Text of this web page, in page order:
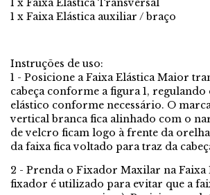
1 x Faixa Elástica Transversal
1 x Faixa Elástica auxiliar / braço
Instruções de uso:
1 - Posicione a Faixa Elástica Maior
cabeça conforme a figura 1,
elástico conforme necessário. O
vertical branca fica alinhado com o
de velcro ficam logo à frente da
da faixa fica voltado para traz da
2 - Prenda o Fixador Maxilar na Faixa
fixador é utilizado para evitar que a